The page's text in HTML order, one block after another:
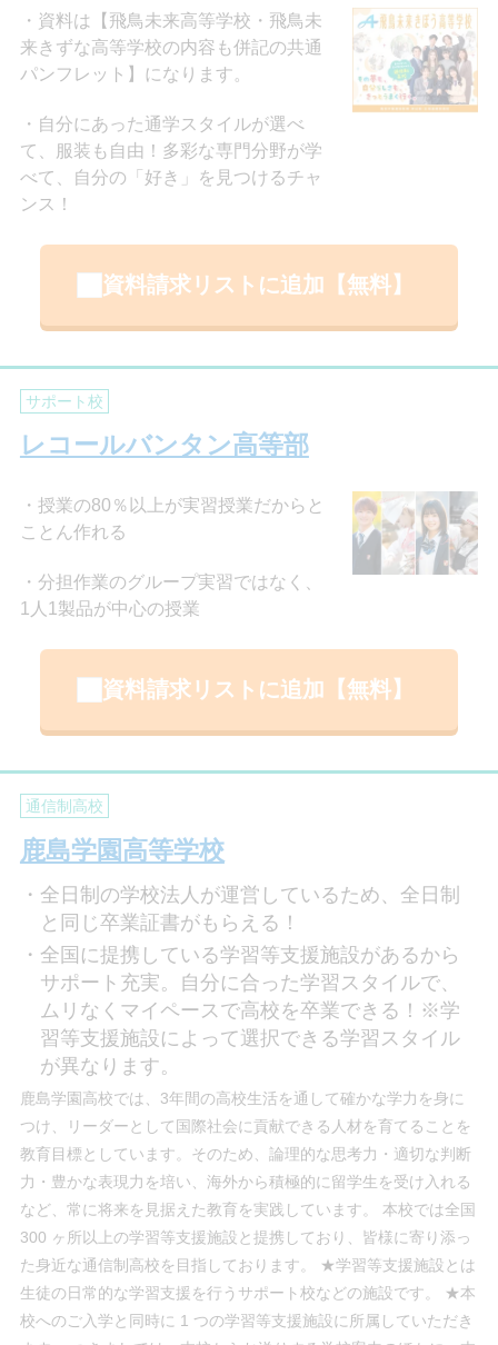
資料は【飛鳥未来高等学校・飛鳥未
来きずな高等学校の内容も併記の共通
パンフレット】になります。
自分にあった通学スタイルが選べ
て、服装も自由！多彩な専門分野が学
べて、自分の「好き」を見つけるチャ
ンス！
資料請求リストに追加【無料】
サポート校
レコールバンタン高等部
授業の80％以上が実習授業だからと
ことん作れる
分担作業のグループ実習ではなく、
1人1製品が中心の授業
資料請求リストに追加【無料】
通信制高校
鹿島学園高等学校
全日制の学校法人が運営しているため、全日制
と同じ卒業証書がもらえる！
全国に提携している学習等支援施設があるから
サポート充実。自分に合った学習スタイルで、
ムリなくマイペースで高校を卒業できる！※学
習等支援施設によって選択できる学習スタイル
が異なります。
鹿島学園高校では、3年間の高校生活を通して確かな学力を身に
つけ、リーダーとして国際社会に貢献できる人材を育てることを
教育目標としています。そのため、論理的な思考力・適切な判断
力・豊かな表現力を培い、海外から積極的に留学生を受け入れる
など、常に将来を見据えた教育を実践しています。 本校では全国
300 ヶ所以上の学習等支援施設と提携しており、皆様に寄り添っ
た身近な通信制高校を目指しております。 ★学習等支援施設とは
生徒の日常的な学習支援を行うサポート校などの施設です。 ★本
校へのご入学と同時に 1 つの学習等支援施設に所属していただき